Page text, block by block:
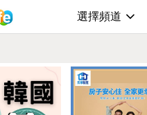
選擇頻道